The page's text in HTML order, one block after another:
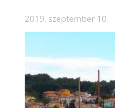
2019. szeptember 10.